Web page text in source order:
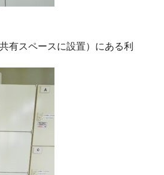
有スペースに設置）にある利